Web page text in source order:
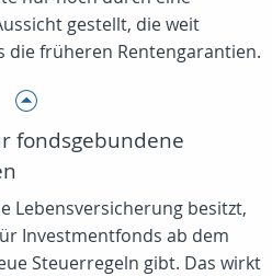
gestellt, die weit
die früheren Rentengarantien.
fondsgebundene
Lebensversicherung besitzt,
Investmentfonds ab dem
Steuerregeln gibt. Das wirkt